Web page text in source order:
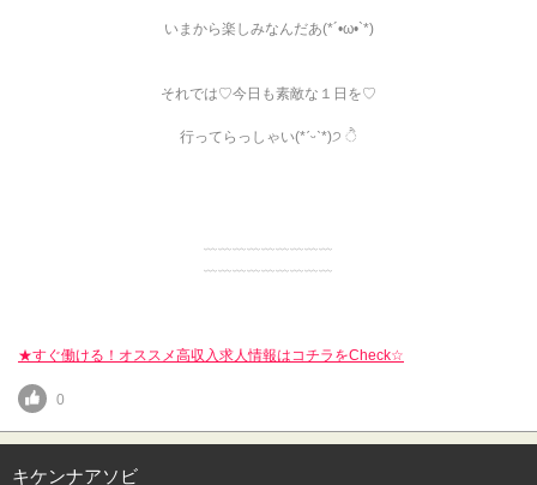
いまから楽しみなんだあ(*´•ω•`*)
それでは♡今日も素敵な１日を♡
行ってらっしゃい(*ˊᵕˋ*)੭ ੈ
﹏﹏﹏﹏﹏﹏﹏﹏﹏
﹏﹏﹏﹏﹏﹏﹏﹏﹏
★すぐ働ける！オススメ高収入求人情報はコチラをCheck☆
0
キケンナアソビ